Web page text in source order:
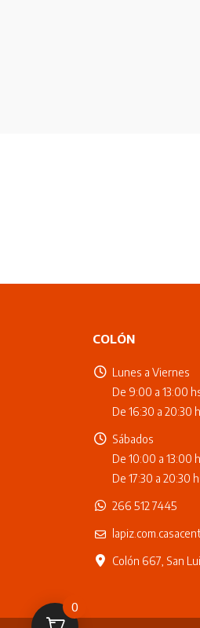
COLÓN
Lunes a Viernes
De 9:00 a 13:00
De 16:30 a 20:30
Sábados
De 10:00 a 13:00
De 17:30 a 20:30
266 512 7445
Colón 667, San
0